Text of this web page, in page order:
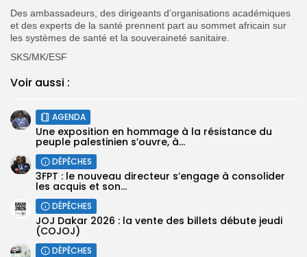
Des ambassadeurs, des dirigeants d’organisations académiques
et des experts de la santé prennent part au sommet africain sur
les systèmes de santé et la souveraineté sanitaire.
SKS/MK/ESF
Voir aussi :
AGENDA
Une exposition en hommage à la résistance du
peuple palestinien s’ouvre, à...
DÉPÊCHES
3FPT : le nouveau directeur s’engage à consolider
les acquis et son...
DÉPÊCHES
JOJ Dakar 2026 : la vente des billets débute jeudi
(COJOJ) ‎
DÉPÊCHES